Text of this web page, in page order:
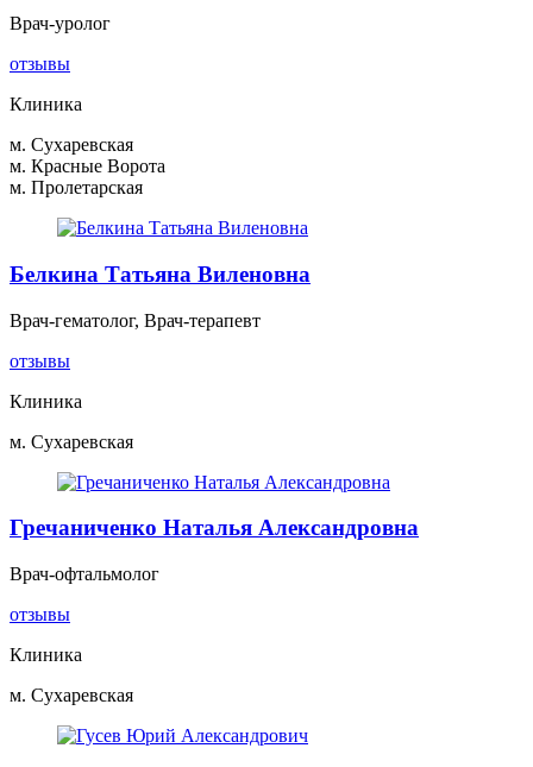
Врач-уролог
отзывы
Клиника
м. Сухаревская
м. Красные Ворота
м. Пролетарская
Белкина Татьяна Виленовна
Врач-гематолог, Врач-терапевт
отзывы
Клиника
м. Сухаревская
Гречаниченко Наталья Александровна
Врач-офтальмолог
отзывы
Клиника
м. Сухаревская